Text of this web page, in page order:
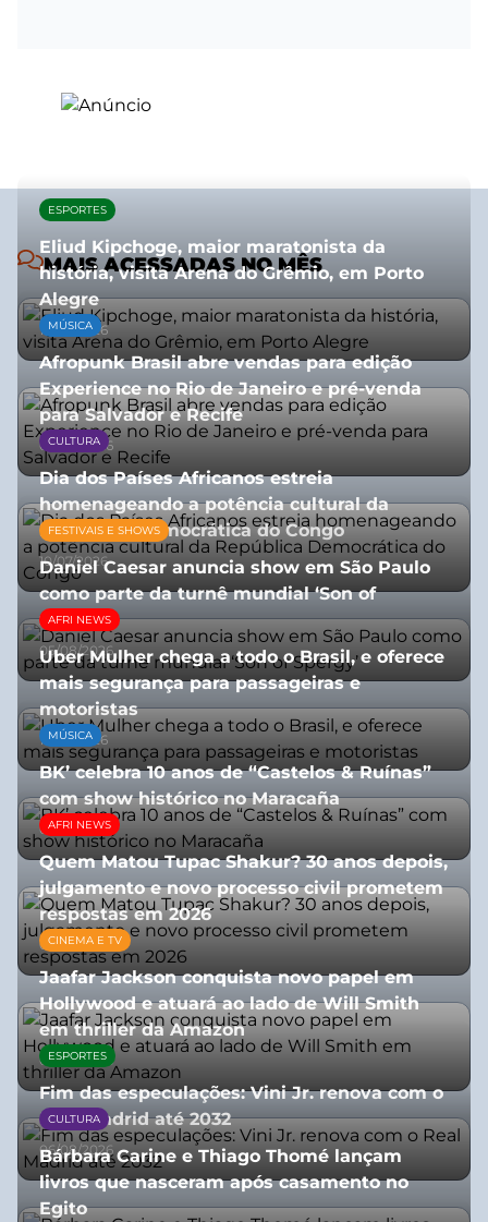
MAIS ACESSADAS NO MÊS
ESPORTES
Eliud Kipchoge, maior maratonista da
história, visita Arena do Grêmio, em Porto
Alegre
10/07/2026
MÚSICA
Afropunk Brasil abre vendas para edição
Experience no Rio de Janeiro e pré-venda
para Salvador e Recife
03/08/2026
CULTURA
Dia dos Países Africanos estreia
homenageando a potência cultural da
República Democrática do Congo
10/07/2026
FESTIVAIS E SHOWS
Daniel Caesar anuncia show em São Paulo
como parte da turnê mundial ‘Son of
Spergy’
05/08/2026
AFRI NEWS
Uber Mulher chega a todo o Brasil, e oferece
mais segurança para passageiras e
motoristas
10/07/2026
MÚSICA
BK’ celebra 10 anos de “Castelos & Ruínas”
com show histórico no Maracaña
06/08/2026
AFRI NEWS
Quem Matou Tupac Shakur? 30 anos depois,
julgamento e novo processo civil prometem
respostas em 2026
05/08/2026
CINEMA E TV
Jaafar Jackson conquista novo papel em
Hollywood e atuará ao lado de Will Smith
em thriller da Amazon
06/08/2026
ESPORTES
Fim das especulações: Vini Jr. renova com o
Real Madrid até 2032
06/08/2026
CULTURA
Bárbara Carine e Thiago Thomé lançam
livros que nasceram após casamento no
Egito